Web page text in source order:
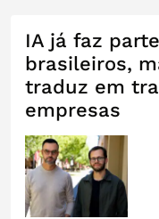
IA já faz
brasileiros,
traduz em
empresas